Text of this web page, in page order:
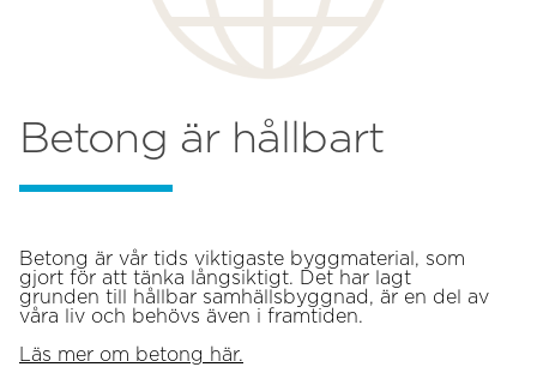
Betong är hållbart
Betong är vår tids viktigaste byggmaterial, som
gjort för att tänka långsiktigt. Det har lagt
grunden till hållbar samhällsbyggnad, är en del av
våra liv och behövs även i framtiden.
Läs mer om betong här.